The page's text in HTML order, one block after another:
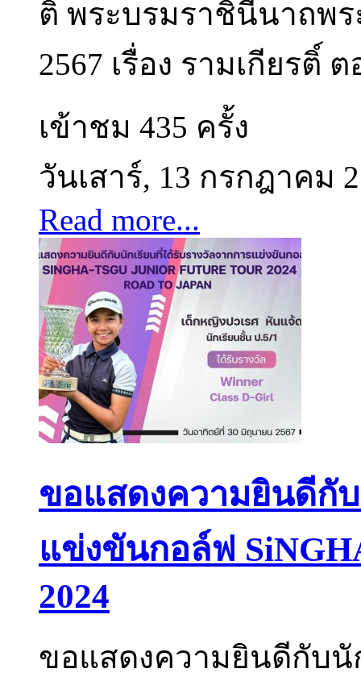
ติ์ พระบรมราชินีนาถพ
2567 เรื่อง รามเกียรติ์
เข้าชม 435 ครั้ง
วันเสาร์, 13 กรกฎาคม
Read more...
ขอแสดงความยินดีกับ
แข่งขันกอล์ฟ
2024
ขอแสดงความยินดีกับนั